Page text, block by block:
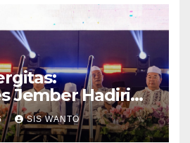
Jember Hadiri
Doa Sambut HUT
SIS WANTO